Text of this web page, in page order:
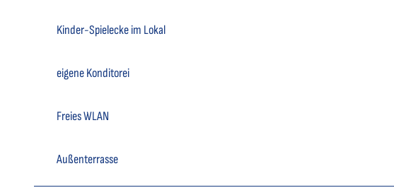
Kinder-Spielecke im Lokal
eigene Konditorei
Freies WLAN
Außenterrasse